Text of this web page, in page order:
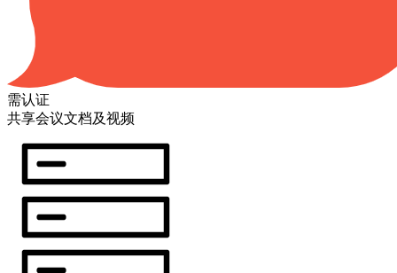
需认证
共享会议文档及视频